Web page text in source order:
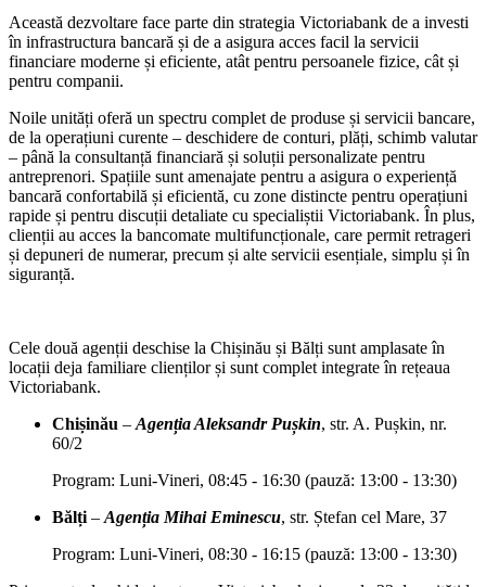
Această dezvoltare face parte din strategia Victoriabank de a investi
în infrastructura bancară și de a asigura acces facil la servicii
financiare moderne și eficiente, atât pentru persoanele fizice, cât și
pentru companii.
Noile unități oferă un spectru complet de produse și servicii bancare,
de la operațiuni curente – deschidere de conturi, plăți, schimb valutar
– până la consultanță financiară și soluții personalizate pentru
antreprenori. Spațiile sunt amenajate pentru a asigura o experiență
bancară confortabilă și eficientă, cu zone distincte pentru operațiuni
rapide și pentru discuții detaliate cu specialiștii Victoriabank. În plus,
clienții au acces la bancomate multifuncționale, care permit retrageri
și depuneri de numerar, precum și alte servicii esențiale, simplu și în
siguranță.
Cele două agenții deschise la Chișinău și Bălți sunt amplasate în
locații deja familiare clienților și sunt complet integrate în rețeaua
Victoriabank.
Chișinău – Agenția Aleksandr Pușkin, str. A. Pușkin, nr.
60/2
Program: Luni-Vineri, 08:45 - 16:30 (pauză: 13:00 - 13:30)
Bălți – Agenția Mihai Eminescu, str. Ștefan cel Mare, 37
Program: Luni-Vineri, 08:30 - 16:15 (pauză: 13:00 - 13:30)